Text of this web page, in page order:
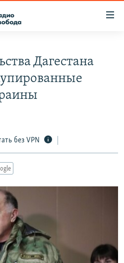
Дагестана
без VPN